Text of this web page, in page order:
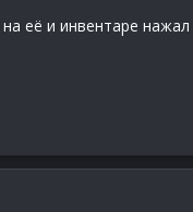
её и инвентаре